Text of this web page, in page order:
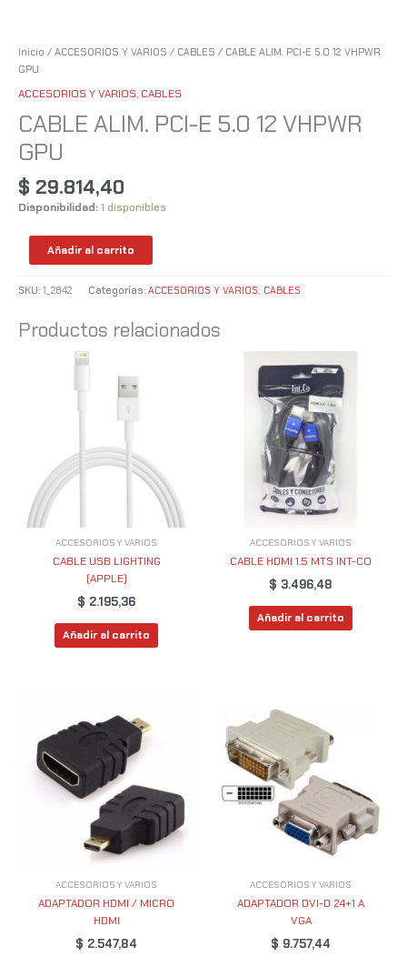
Inicio / ACCESORIOS Y VARIOS / CABLES / CABLE ALIM. PCI-E 5.0 12 VHPWR
GPU
ACCESORIOS Y VARIOS, CABLES
CABLE ALIM. PCI-E 5.0 12 VHPWR
GPU
$ 29.814,40
Disponibilidad:1 disponibles
Añadir al carrito
SKU: 1_2842 Categorías: ACCESORIOS Y VARIOS CABLES
Productos relacionados
ACCESORIOS Y VARIOS
CABLE USB LIGHTING
(APPLE)
$ 2.195,36
Añadir al carrito
ACCESORIOS Y VARIOS
CABLE HDMI 1.5 MTS INT-CO
$ 3.496,48
Añadir al carrito
ACCESORIOS Y VARIOS
ADAPTADOR HDMI / MICRO
HDMI
$ 2.547,84
ACCESORIOS Y VARIOS
ADAPTADOR DVI-D 24+1 A
VGA
$ 9.757,44